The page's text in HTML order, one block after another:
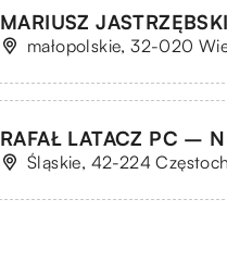
MARIUSZ
małopolskie, 32-020
RAFAŁ LATACZ PC –
Śląskie, 42-224